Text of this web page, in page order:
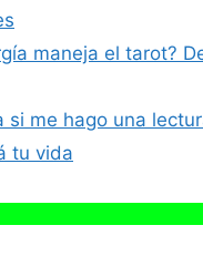
maneja el tarot?
si me hago una
tu vida